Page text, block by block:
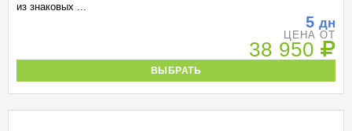
из знаковых ...
5 дн
ЦЕНА ОТ
38 950
ВЫБРАТЬ